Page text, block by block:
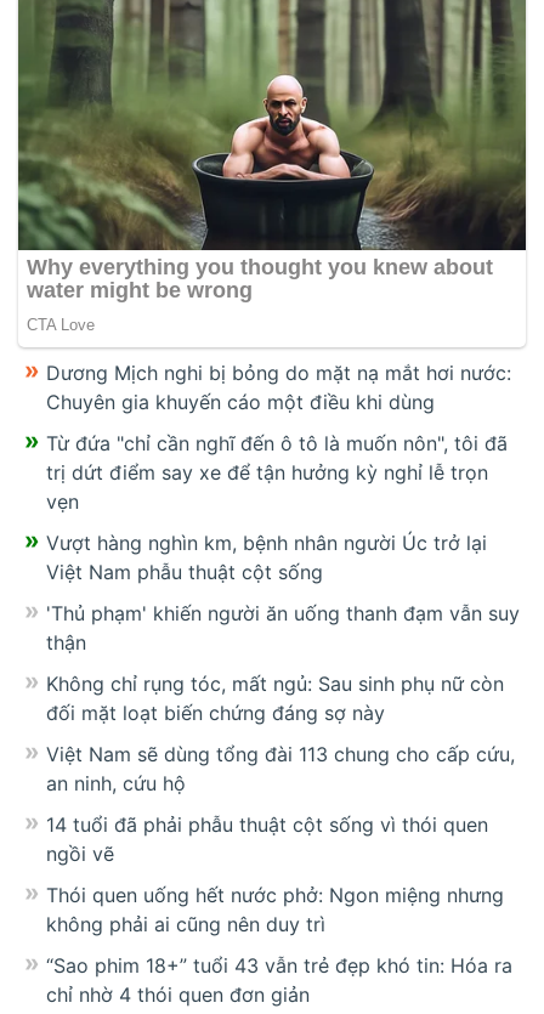
Dương Mịch nghi bị bỏng do mặt nạ mắt hơi nước:
Chuyên gia khuyến cáo một điều khi dùng
Từ đứa "chỉ cần nghĩ đến ô tô là muốn nôn", tôi đã
trị dứt điểm say xe để tận hưởng kỳ nghỉ lễ trọn
vẹn
Vượt hàng nghìn km, bệnh nhân người Úc trở lại
Việt Nam phẫu thuật cột sống
'Thủ phạm' khiến người ăn uống thanh đạm vẫn suy
thận
Không chỉ rụng tóc, mất ngủ: Sau sinh phụ nữ còn
đối mặt loạt biến chứng đáng sợ này
Việt Nam sẽ dùng tổng đài 113 chung cho cấp cứu,
an ninh, cứu hộ
14 tuổi đã phải phẫu thuật cột sống vì thói quen
ngồi vẽ
Thói quen uống hết nước phở: Ngon miệng nhưng
không phải ai cũng nên duy trì
“Sao phim 18+” tuổi 43 vẫn trẻ đẹp khó tin: Hóa ra
chỉ nhờ 4 thói quen đơn giản